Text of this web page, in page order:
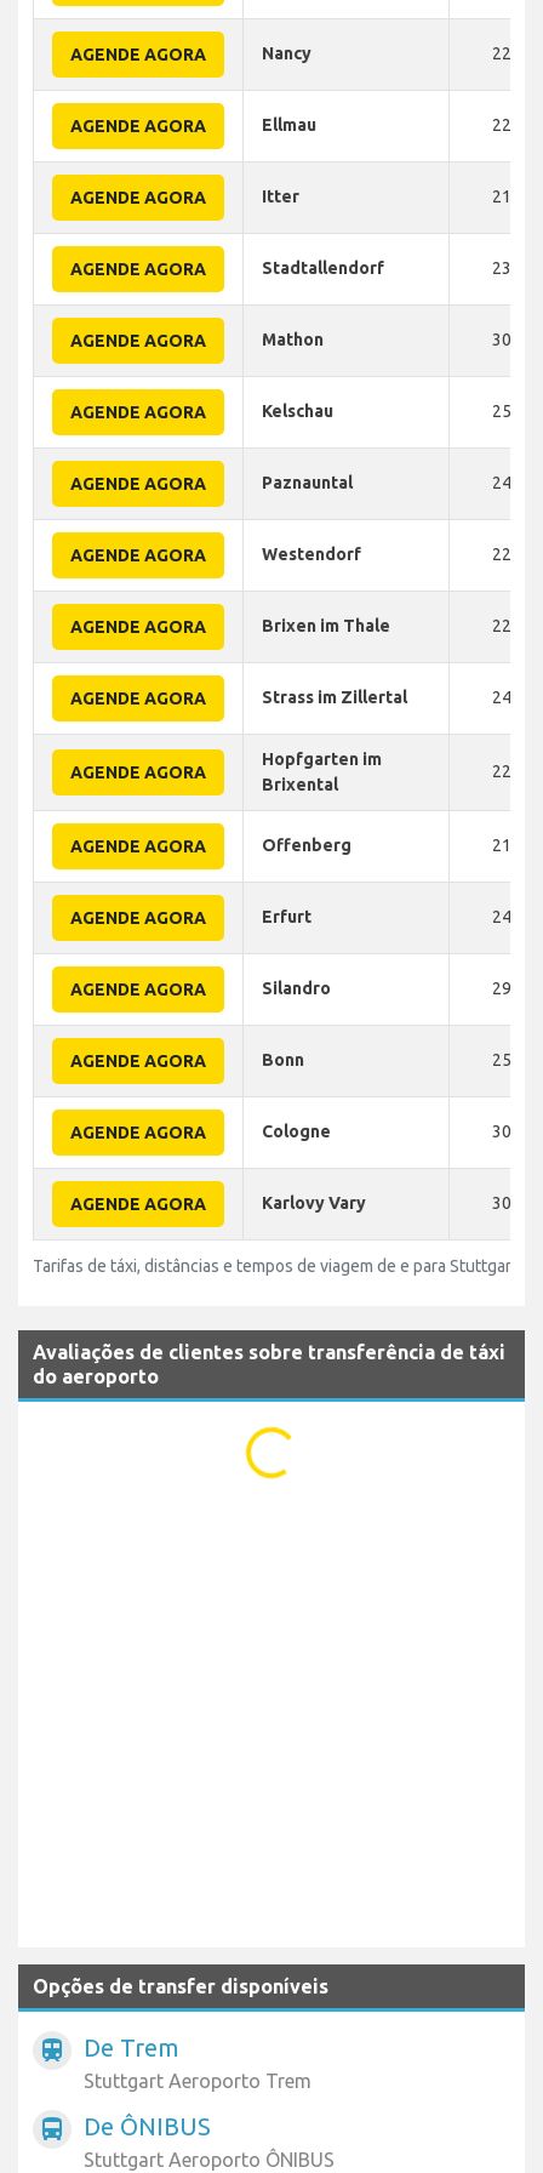
AGENDE AGORA Nancy 225
AGENDE AGORA Ellmau 220
AGENDE AGORA Itter 210
AGENDE AGORA Stadtallendorf 230
AGENDE AGORA Mathon 300
AGENDE AGORA Kelschau 250
AGENDE AGORA Paznauntal 240
AGENDE AGORA Westendorf 220
AGENDE AGORA Brixen im Thale 220
AGENDE AGORA Strass im Zillertal 245
AGENDE AGORA
Hopfgarten im
Brixental
220
AGENDE AGORA Offenberg 210
AGENDE AGORA Erfurt 240
AGENDE AGORA Silandro 290
AGENDE AGORA Bonn 250
AGENDE AGORA Cologne 300
AGENDE AGORA Karlovy Vary 300
Tarifas de táxi, distâncias e tempos de viagem de e para Stuttgart
Avaliações de clientes sobre transferência de táxi
do aeroporto
Opções de transfer disponíveis
train De Trem
Stuttgart Aeroporto Trem
directions_bus De ÔNIBUS
Stuttgart Aeroporto ÔNIBUS